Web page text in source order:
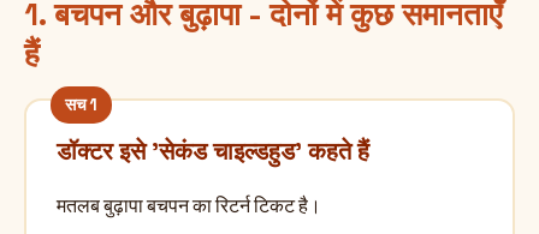
1. बचपन और बुढ़ापा - दोनों में कुछ समानताएँ
हैं
डॉक्टर इसे 'सेकंड चाइल्डहुड' कहते हैं
मतलब बुढ़ापा बचपन का रिटर्न टिकट है।